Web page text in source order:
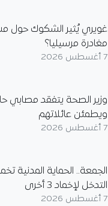
غويري يُثير الشكوك حول
مغادرة مرسيليا؟
7 أغسطس 2026
وزير الصحة يتفقد مصابي
ويطمئن عائلاتهم
7 أغسطس 2026
التدخل لإخماد 3 أخرى
7 أغسطس 2026